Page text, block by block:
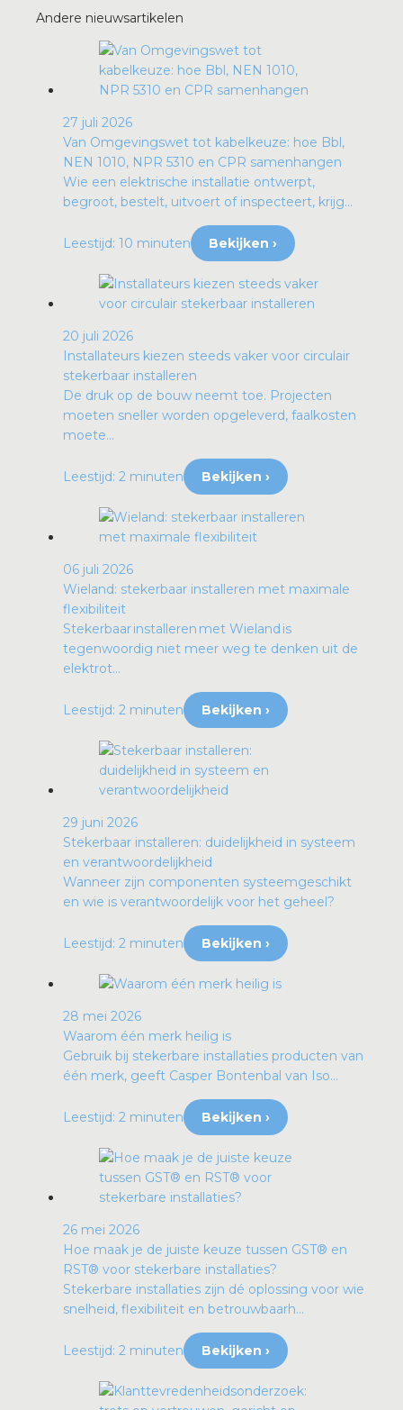
Andere nieuwsartikelen
27 juli 2026
Van Omgevingswet tot kabelkeuze: hoe Bbl,
NEN 1010, NPR 5310 en CPR samenhangen
Wie een elektrische installatie ontwerpt,
begroot, bestelt, uitvoert of inspecteert, krijg...
Leestijd: 10 minuten Bekijken ›
20 juli 2026
Installateurs kiezen steeds vaker voor circulair
stekerbaar installeren
De druk op de bouw neemt toe. Projecten
moeten sneller worden opgeleverd, faalkosten
moete...
Leestijd: 2 minuten Bekijken ›
06 juli 2026
Wieland: stekerbaar installeren met maximale
flexibiliteit
Stekerbaar installeren met Wieland is
tegenwoordig niet meer weg te denken uit de
elektrot...
Leestijd: 2 minuten Bekijken ›
29 juni 2026
Stekerbaar installeren: duidelijkheid in systeem
en verantwoordelijkheid
Wanneer zijn componenten systeemgeschikt
en wie is verantwoordelijk voor het geheel?
Leestijd: 2 minuten Bekijken ›
28 mei 2026
Waarom één merk heilig is
Gebruik bij stekerbare installaties producten van
één merk, geeft Casper Bontenbal van Iso...
Leestijd: 2 minuten Bekijken ›
26 mei 2026
Hoe maak je de juiste keuze tussen GST® en
RST® voor stekerbare installaties?
Stekerbare installaties zijn dé oplossing voor wie
snelheid, flexibiliteit en betrouwbaarh...
Leestijd: 2 minuten Bekijken ›